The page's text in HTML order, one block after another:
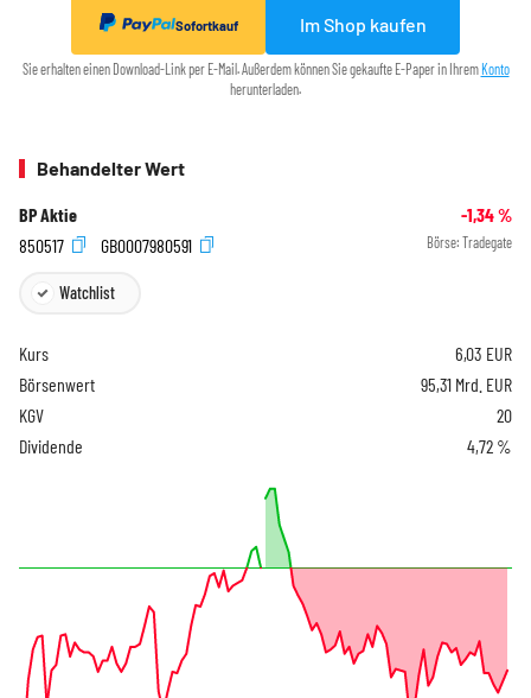
Sofortkauf Im Shop kaufen
Sie erhalten einen Download-Link per E-Mail. Außerdem können Sie gekaufte E-Paper in Ihrem Konto
herunterladen.
Behandelter Wert
BP Aktie -1,34%
850517
GB0007980591 Börse: Tradegate
Watchlist
Kurs 6,03 EUR
Börsenwert
95,31 Mrd. EUR
KGV
20
Dividende
4,72 %